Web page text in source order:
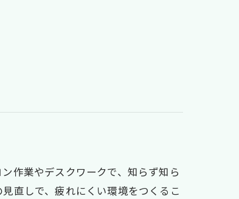
作業やデスクワークで、知らず知ら
直しで、疲れにくい環境をつくるこ